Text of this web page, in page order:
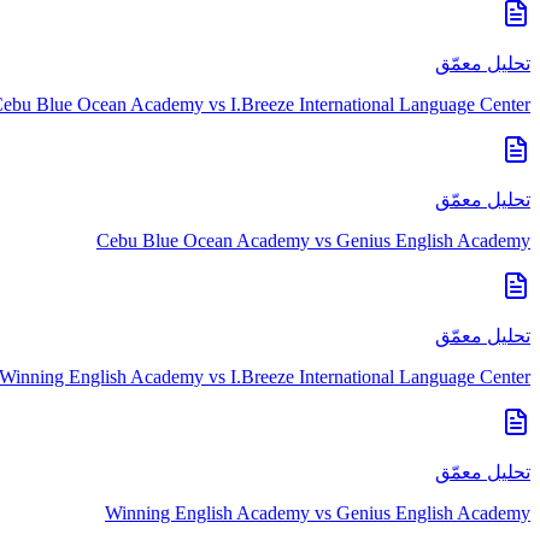
تحليل معمّق
Blue Ocean Academy vs I.Breeze International Language Center
تحليل معمّق
Cebu Blue Ocean Academy vs Genius English Academy
تحليل معمّق
Winning English Academy vs I.Breeze International Language Center
تحليل معمّق
Winning English Academy vs Genius English Academy